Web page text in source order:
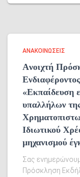
ΑΝΑΚΟΙΝΏΣΕΙΣ
Aνοιχτή
«Εκπαίδευση
υπαλλήλων
Ιδιωτικού
μηχανισμού
Σας
Πρόσκληση